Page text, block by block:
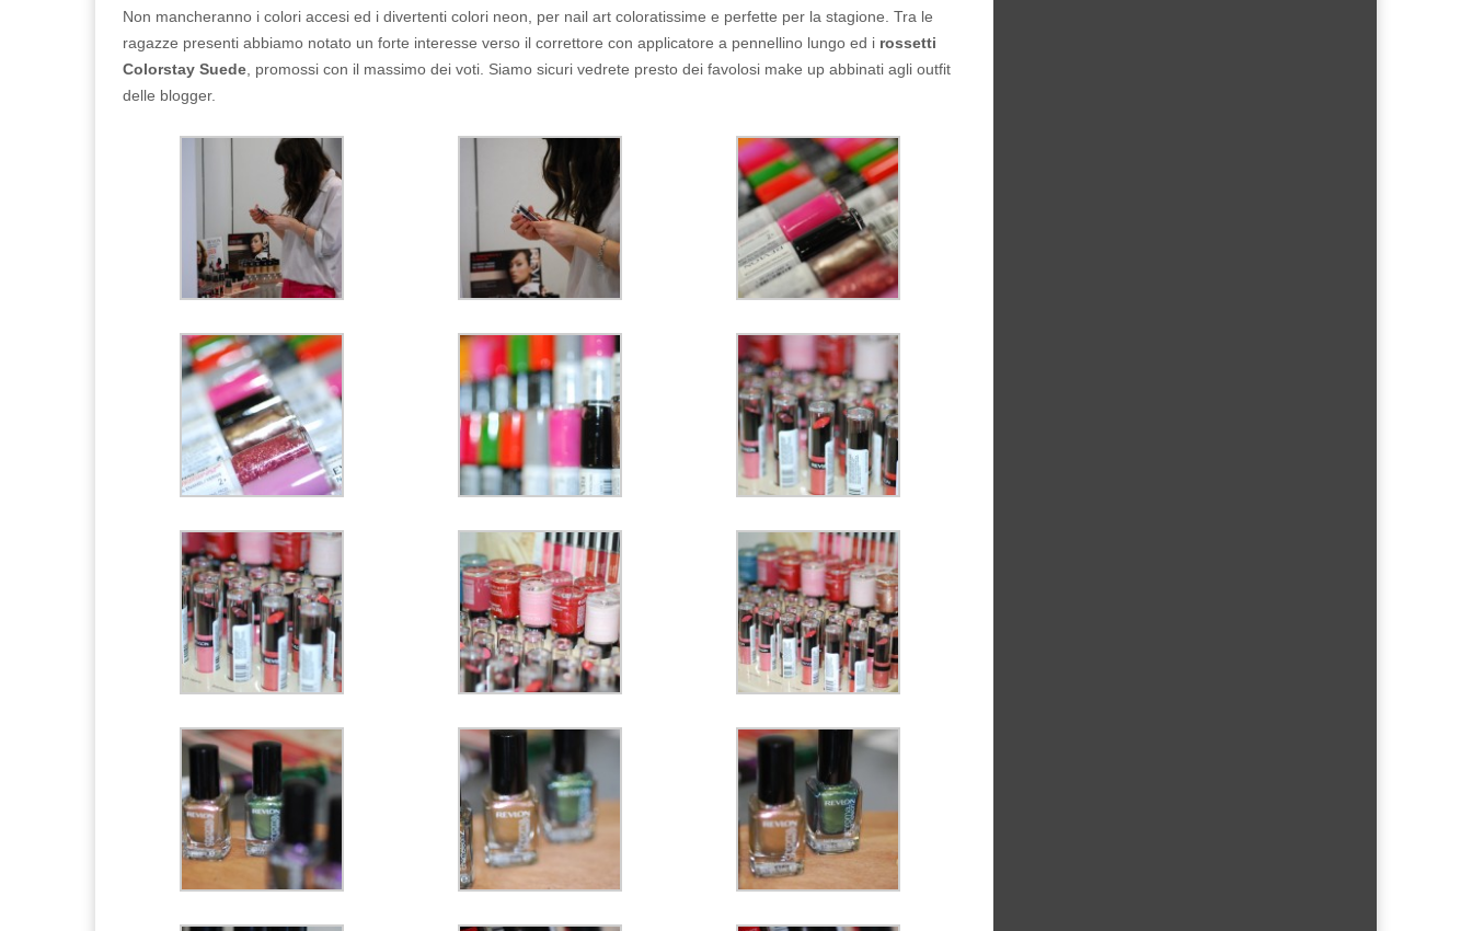
Non mancheranno i colori accesi ed i divertenti colori neon, per nail art coloratissime e perfette per la stagione. Tra le
ragazze presenti abbiamo notato un forte interesse verso il correttore con applicatore a pennellino lungo ed i rossetti
Colorstay Suede , promossi con il massimo dei voti. Siamo sicuri vedrete presto dei favolosi make up abbinati agli outfit
delle blogger.